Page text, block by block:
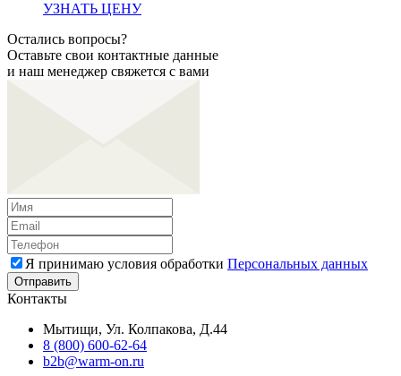
УЗНАТЬ ЦЕНУ
Остались вопросы?
Оставьте свои контактные данные
и наш менеджер свяжется с вами
Я принимаю условия обработки Персональных данных
Отправить
Контакты
Мытищи, Ул. Колпакова, Д.44
8 (800) 600-62-64
b2b@warm-on.ru